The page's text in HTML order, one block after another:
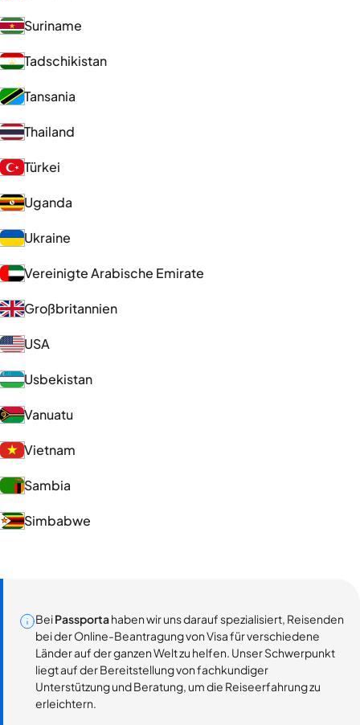
Suriname
Tadschikistan
Tansania
Thailand
Türkei
Uganda
Ukraine
Vereinigte Arabische Emirate
Großbritannien
USA
Usbekistan
Vanuatu
Vietnam
Sambia
Simbabwe
BeiPassportahaben wir uns darauf spezialisiert, Reisenden
bei der Online-Beantragung von Visa für verschiedene
Länder auf der ganzen Welt zu helfen. Unser Schwerpunkt
liegt auf der Bereitstellung von fachkundiger
Unterstützung und Beratung, um die Reiseerfahrung zu
erleichtern.